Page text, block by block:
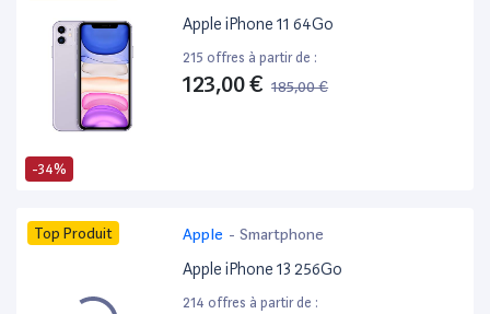
-34%
Apple iPhone 11 64Go
215 offres à partir de :
123,00 € 185,00 €
Top Produit Apple - Smartphone
Apple iPhone 13 256Go
214 offres à partir de :